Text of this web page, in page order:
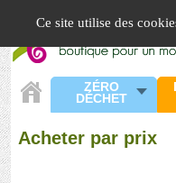
Ce site utilise des
ZÉRO
DÉCHET
Acheter par prix